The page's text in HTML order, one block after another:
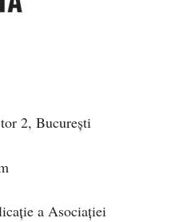
2, București
a Asociaţiei